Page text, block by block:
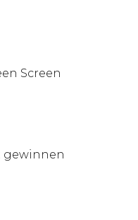
Screen
gewinnen